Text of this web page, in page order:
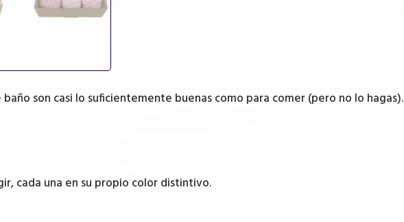
son casi lo suficientemente buenas como para comer (pero no lo hagas).
cada una en su propio color distintivo.